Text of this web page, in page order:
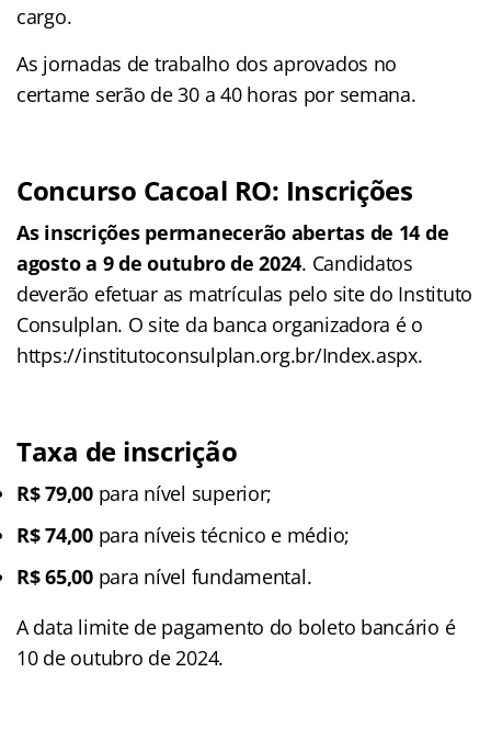
cargo.
As jornadas de trabalho dos aprovados no
certame serão de 30 a 40 horas por semana.
Concurso Cacoal RO: Inscrições
As inscrições permanecerão abertas de 14 de
agosto a 9 de outubro de 2024. Candidatos
deverão efetuar as matrículas pelo site do Instituto
Consulplan. O site da banca organizadora é o
https://institutoconsulplan.org.br/Index.aspx.
Taxa de inscrição
R$ 79,00 para nível superior;
R$ 74,00para níveis técnico e médio;
R$ 65,00 para nível fundamental.
A data limite de pagamento do boleto bancário é
10 de outubro de 2024.